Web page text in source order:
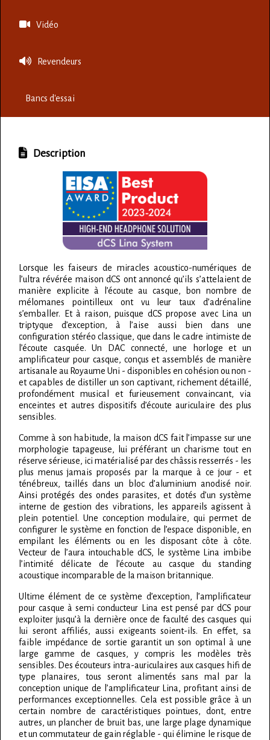
Vidéo
Revendeurs
Bancs d'essai
Description
Lorsque les faiseurs de miracles acoustico-numériques de
l’ultra révérée maison dCS ont annoncé qu’ils s’attelaient de
manière explicite à l’écoute au casque, bon nombre de
mélomanes pointilleux ont vu leur taux d’adrénaline
s’emballer. Et à raison, puisque dCS propose avec Lina un
triptyque d’exception, à l’aise aussi bien dans une
configuration stéréo classique, que dans le cadre intimiste de
l’écoute casquée. Un DAC connecté, une horloge et un
amplificateur pour casque, conçus et assemblés de manière
artisanale au Royaume Uni - disponibles en cohésion ou non -
et capables de distiller un son captivant, richement détaillé,
profondément musical et furieusement convaincant, via
enceintes et autres dispositifs d’écoute auriculaire des plus
sensibles.
Comme à son habitude, la maison dCS fait l’impasse sur une
morphologie tapageuse, lui préférant un charisme tout en
réserve sérieuse, ici matérialisé par des châssis resserrés - les
plus menus jamais proposés par la marque à ce jour - et
ténébreux, taillés dans un bloc d’aluminium anodisé noir.
Ainsi protégés des ondes parasites, et dotés d’un système
interne de gestion des vibrations, les appareils agissent à
plein potentiel. Une conception modulaire, qui permet de
configurer le système en fonction de l’espace disponible, en
empilant les éléments ou en les disposant côte à côte.
Vecteur de l’aura intouchable dCS, le système Lina imbibe
l’intimité délicate de l’écoute au casque du standing
acoustique incomparable de la maison britannique.
Ultime élément de ce système d’exception, l’amplificateur
pour casque à semi conducteur Lina est pensé par dCS pour
exploiter jusqu’à la dernière once de faculté des casques qui
lui seront affiliés, aussi exigeants soient-ils. En effet, sa
faible impédance de sortie garantit un son optimal à une
large gamme de casques, y compris les modèles très
sensibles. Des écouteurs intra-auriculaires aux casques hifi de
type planaires, tous seront alimentés sans mal par la
conception unique de l’amplificateur Lina, profitant ainsi de
performances exceptionnelles. Cela est possible grâce à un
certain nombre de caractéristiques pointues, dont, entre
autres, un plancher de bruit bas, une large plage dynamique
et un commutateur de gain réglable - qui élimine le risque de